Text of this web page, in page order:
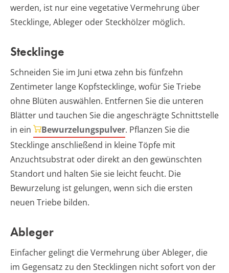
werden, ist nur eine vegetative Vermehrung über
Stecklinge, Ableger oder Steckhölzer möglich.
Stecklinge
Schneiden Sie im Juni etwa zehn bis fünfzehn
Zentimeter lange Kopfstecklinge, wofür Sie Triebe
ohne Blüten auswählen. Entfernen Sie die unteren
Blätter und tauchen Sie die angeschrägte Schnittstelle
in ein
Bewurzelungspulver. Pflanzen Sie die
Stecklinge anschließend in kleine Töpfe mit
Anzuchtsubstrat oder direkt an den gewünschten
Standort und halten Sie sie leicht feucht. Die
Bewurzelung ist gelungen, wenn sich die ersten
neuen Triebe bilden.
Ableger
Einfacher gelingt die Vermehrung über Ableger, die
im Gegensatz zu den Stecklingen nicht sofort von der